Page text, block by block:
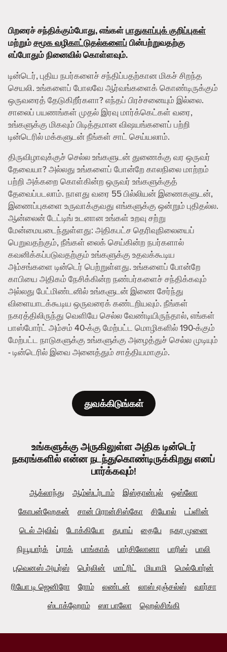
பிறரைச் சந்திக்கும்போது, எங்கள்பாதுகாப்புக் குறிப்புகள்
மற்றும்சமூக வழிகாட்டுதல்களைப் பின்பற்றுவதற்கு
எப்போதும் நினைவில் கொள்ளவும்.
டின்டெர், புதிய நபர்களைச் சந்திப்பதற்கான மிகச் சிறந்த
செயலி. உங்களைப் போலவே ஆர்வங்களைக் கொண்டிருக்கும்
ஒருவரைத் தேடுகிறீர்களா? எந்தப் பிரச்சனையும் இல்லை.
சாலைப் பயணங்கள் முதல் இரவு மார்க்கெட்கள் வரை,
உங்களுக்கு மிகவும் பிடித்தமான விஷயங்களைப் பற்றி
டின்டெரில் மக்களுடன் நீங்கள் சாட் செய்யலாம்.
திருவிழாவுக்குச் செல்ல உங்களுடன் துணைக்கு வர ஒருவர்
தேவையா? அல்லது உங்களைப் போன்றே காலநிலை மாற்றம்
பற்றி அக்கறை கொள்கின்ற ஒருவர் உங்களுக்குத்
தேவைப்படலாம். நாளது வரை 55 பில்லியன் இணைகளுடன்,
இணைப்புகளை உருவாக்குவது எங்களுக்கு ஒன்றும் புதிதல்ல.
ஆன்லைன் டேட்டிங் உடனான உங்கள் உறவு சற்று
மேன்மையடைந்துள்ளது: அதிகபட்ச தெரிவுநிலையைப்
பெறுவதற்கும், நீங்கள் லைக் செய்கின்ற நபர்களால்
கவனிக்கப்படுவதற்கும் உங்களுக்கு உதவக்கூடிய
அம்சங்களை டின்டெர் பெற்றுள்ளது. உங்களைப் போன்றே
காபியை அதிகம் நேசிக்கின்ற நண்பர்களைச் சந்திக்கவும்
அல்லது பேட்மிண்டனில் உங்களுடன் இணை சேர்ந்து
விளையாடக்கூடிய ஒருவரைக் கண்டறியவும். நீங்கள்
நகரத்திலிருந்து வெளியே செல்ல வேண்டியிருந்தால், எங்கள்
பாஸ்போர்ட் அம்சம் 40-க்கு மேற்பட்ட மொழிகளில் 190-க்கும்
மேற்பட்ட நாடுகளுக்கு உங்களுக்கு அழைத்துச் செல்ல முடியும்
- டின்டெரில் இவை அனைத்தும் சாத்தியமாகும்.
துவக்கிடுங்கள்
உங்களுக்கு அருகிலுள்ள அதிக டின்டெர்
நகரங்களில் என்ன நடந்துகொண்டிருக்கிறது எனப்
பார்க்கவும்!
ஆக்லாந்து ஆம்ஸ்டர்டாம் இஸ்தான்புல்
ஒஸ்லோ
கோபன்ஹேகன்
சான் பிரான்சிஸ்கோ சியோல்
டப்ளின்
டெல் அவிவ்
டோக்கியோ துபாய் தைபே
நகர முனை
நியூயார்க்
ப்ராக் பாங்காக் பார்சிலோனா பாரிஸ்
பாலி
புவெனஸ் அயர்ஸ்
பெர்லின் மாட்ரிட் மியாமி
மெல்போர்ன்
ரியோ டி ஜெனிரோ
ரோம் லண்டன் லாஸ் ஏஞ்சல்ஸ்
வார்சா
ஸ்டாக்ஹோம்
ஸா பாலோ ஹெல்சிங்கி